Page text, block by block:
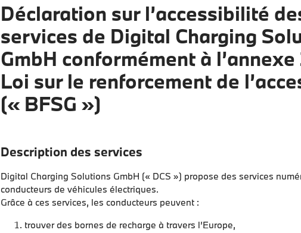
Déclaration sur l’accessibilité
services de Digital Charging
GmbH conformément à l’annexe
Loi sur le renforcement de
(« BFSG »)
Description des services
Digital Charging Solutions GmbH (« DCS ») propose des services
conducteurs de véhicules électriques.
Grâce à ces services, les conducteurs peuvent :
trouver des bornes de recharge à travers l’Europe,